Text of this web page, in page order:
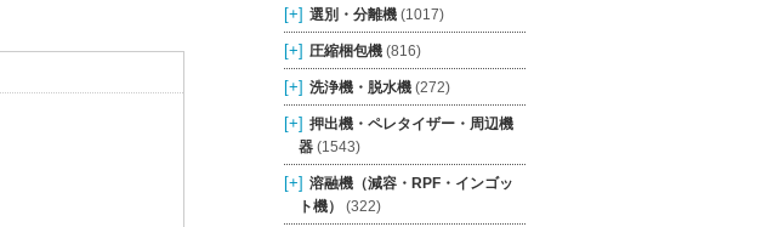
[+] 選別・分離機(1017)
[+] 圧縮梱包機(816)
[+] 洗浄機・脱水機(272)
[+] 押出機・ペレタイザー・周辺機
器(1543)
[+] 溶融機（減容・RPF・インゴッ
ト機）
(322)